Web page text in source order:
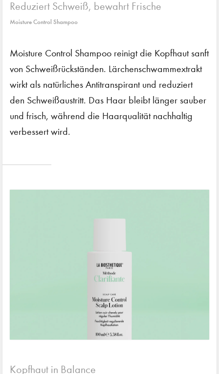
Reduziert Schweiß, bewahrt Frische
Moisture Control Shampoo
Moisture Control Shampoo reinigt die Kopfhaut sanft
von Schweißrückständen. Lärchenschwammextrakt
wirkt als natürliches Antitranspirant und reduziert
den Schweißaustritt. Das Haar bleibt länger sauber
und frisch, während die Haarqualität nachhaltig
verbessert wird.
Kopfhaut in Balance